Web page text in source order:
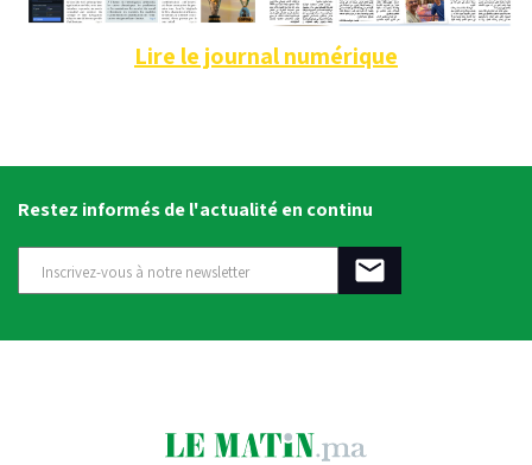
Lire le journal numérique
Restez informés de l'actualité en continu